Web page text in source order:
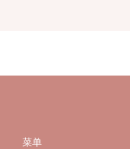
菜单